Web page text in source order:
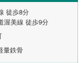
徒歩8分
渥美線 徒歩9分
量鉄骨